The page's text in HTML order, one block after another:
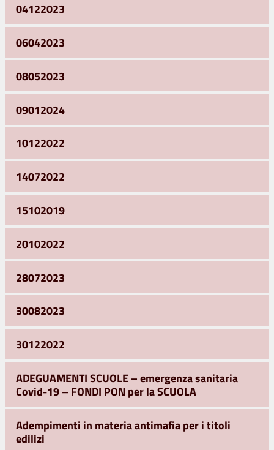
04122023
06042023
08052023
09012024
10122022
14072022
15102019
20102022
28072023
30082023
30122022
ADEGUAMENTI SCUOLE – emergenza sanitaria
Covid-19 – FONDI PON per la SCUOLA
Adempimenti in materia antimafia per i titoli
edilizi